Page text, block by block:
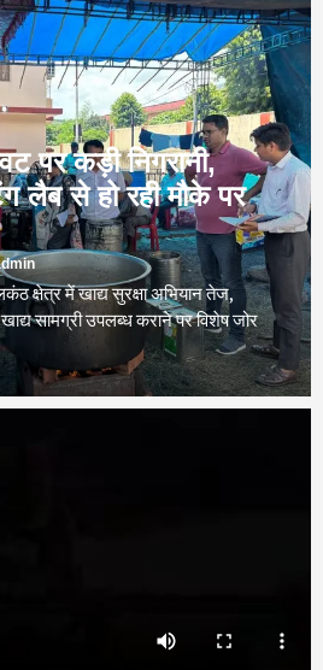
पर कड़ी निगरानी,
लैब से हो रही मौके पर
क्षेत्र में खाद्य सुरक्षा अभियान तेज,
सामग्री उपलब्ध कराने पर विशेष जोर